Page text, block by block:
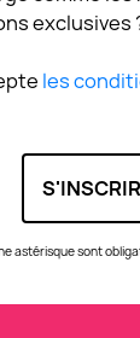
exclusives
les
astérisque sont